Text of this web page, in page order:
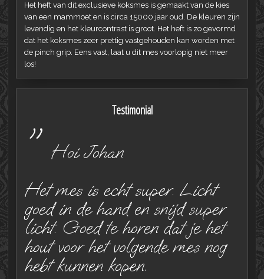
Het heft van dit exclusieve koksmes is gemaakt van de kies
van een mammoet en is circa 15000 jaar oud. De kleuren zijn
levendig en het kleurcontrast is groot. Het heft is zo gevormd
dat het koksmes zeer prettig vastgehouden kan worden met
de pinch grip. Eens vast, laat u dit mes voorlopig niet meer
los!
Testimonial
" Hoi Johan
Het mes is echt super. Licht
goed in de hand en snijd super
licht. Goed te horen dat je het
hout voor het volgende mes nog
hebt kunnen kopen.